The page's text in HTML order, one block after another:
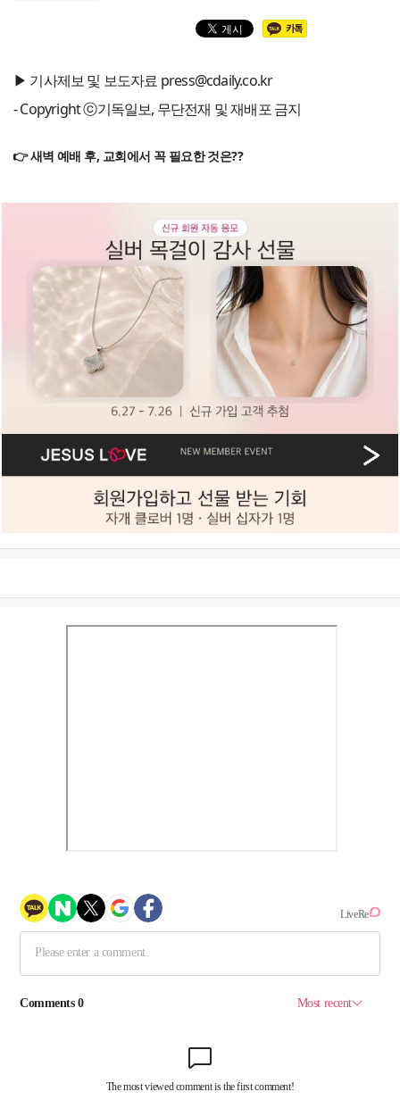
▶ 기사제보 및 보도자료 press@cdaily.co.kr
- Copyright ⓒ기독일보, 무단전재 및 재배포 금지
👉 새벽 예배 후, 교회에서 꼭 필요한 것은??